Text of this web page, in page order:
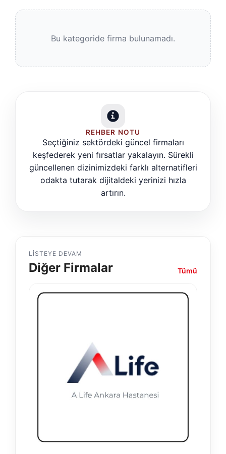
Bu kategoride firma bulunamadı.
REHBER NOTU
Seçtiğiniz sektördeki güncel firmaları
keşfederek yeni fırsatlar yakalayın. Sürekli
güncellenen dizinimizdeki farklı alternatifleri
odakta tutarak dijitaldeki yerinizi hızla
artırın.
LISTEYE DEVAM
Diğer Firmalar Tümü